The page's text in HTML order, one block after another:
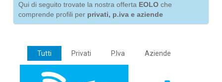
Qui di seguito trovate la nostra offerta EOLO che
comprende profili per privati, p.iva e aziende
Tutti Privati P.Iva Aziende